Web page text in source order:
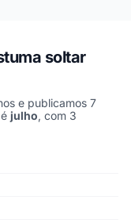
soltar
e publicamos 7
julho, com 3
mês, somando os